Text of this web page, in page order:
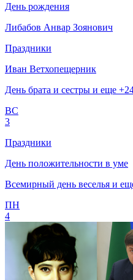
День рождения
Либабов Анвар Зоянович
Праздники
Иван Ветхопещерник
День брата и сестры и еще
ВС
3
Праздники
День положительности в уме
Всемирный день веселья и
ПН
4